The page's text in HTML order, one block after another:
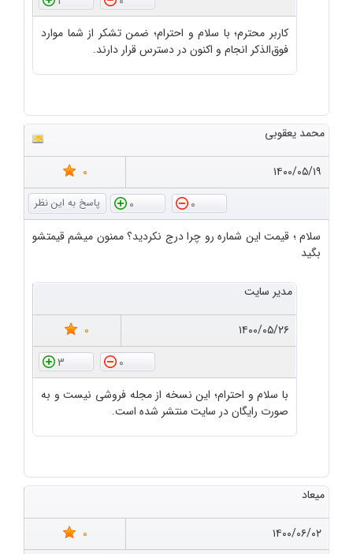
کاربر محترم؛ با سلام و احترام؛ ضمن تشکر از شما موارد
فوق‌الذکر انجام و اکنون در دسترس قرار دارند.
محمد یعقوبی
۱۴۰۰/۰۵/۱۹
0
0
0
سلام ؛ قیمت این شماره رو چرا درج نکردید؟ ممنون میشم قیمتشو
بگید
مدیر سایت
۱۴۰۰/۰۵/۲۶
0
0
3
با سلام و احترام؛ این نسخه از مجله فروشی نیست و به
صورت رایگان در سایت منتشر شده است.
میعاد
۱۴۰۰/۰۶/۰۲
0